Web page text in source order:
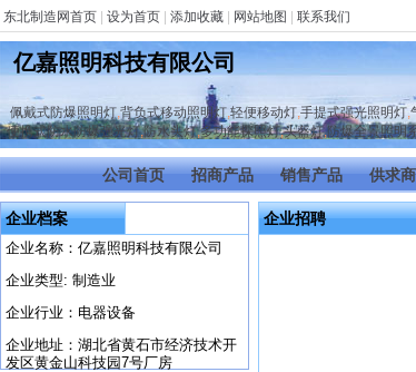
东北制造网首页 设为首页 添加收藏 网站地图 联系我们
亿嘉照明科技有限公司
佩戴式防爆照明灯,背负式移动照明灯,轻便移动灯,手提式强光照明灯,
便携式防水防爆强光灯,防水头灯,多功能探照灯,头盔灯,防爆全景照明
公司首页 招商产品 销售产品 供求
企业档案
企业名称：亿嘉照明科技有限公司
企业类型: 制造业
企业行业：电器设备
企业地址：湖北省黄石市经济技术开
发区黄金山科技园7号厂房
企业招聘